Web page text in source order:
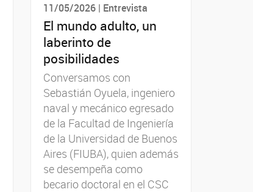
11/05/2026 | Entrevista
El mundo adulto, un
laberinto de
posibilidades
Conversamos con
Sebastián Oyuela, ingeniero
naval y mecánico egresado
de la Facultad de Ingeniería
de la Universidad de Buenos
Aires (FIUBA), quien además
se desempeña como
becario doctoral en el CSC